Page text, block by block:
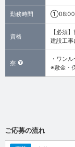
勤務時間 ①08:00
資格
【必須
建設工
寮
・ワン
※敷金・
ご応募の流れ